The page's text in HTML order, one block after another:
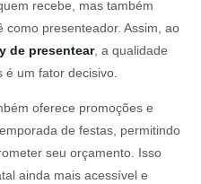
recebe, mas também
como presenteador. Assim, ao
de presentear, a qualidade
é um fator decisivo.
oferece promoções e
de festas, permitindo
seu orçamento. Isso
ainda mais acessível e